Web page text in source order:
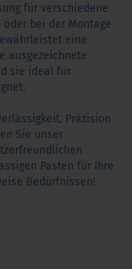
für verschiedene
oder bei der Montage
eine
ausgezeichnete
sie ideal für
Präzision
Sie unser
Pasten für Ihre
Bedürfnissen!